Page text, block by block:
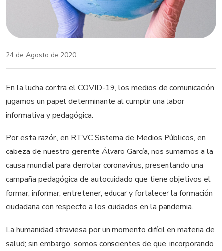
24 de Agosto de 2020
En la lucha contra el COVID-19, los medios de comunicación
jugamos un papel determinante al cumplir una labor
informativa y pedagógica.
Por esta razón, en RTVC Sistema de Medios Públicos, en
cabeza de nuestro gerente Álvaro García, nos sumamos a la
causa mundial para derrotar coronavirus, presentando una
campaña pedagógica de autocuidado que tiene objetivos el
formar, informar, entretener, educar y fortalecer la formación
ciudadana con respecto a los cuidados en la pandemia.
La humanidad atraviesa por un momento difícil en materia de
salud; sin embargo, somos conscientes de que, incorporando